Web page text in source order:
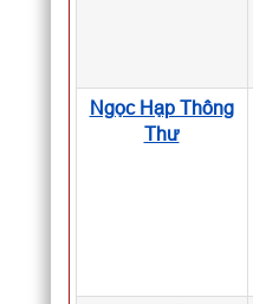
Ngọc Hạp Thông
Thư